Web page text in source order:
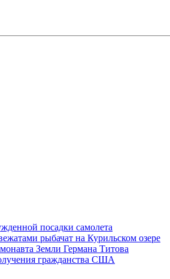
посадки самолета
рыбачат на Курильском озере
Земли Германа Титова
гражданства США